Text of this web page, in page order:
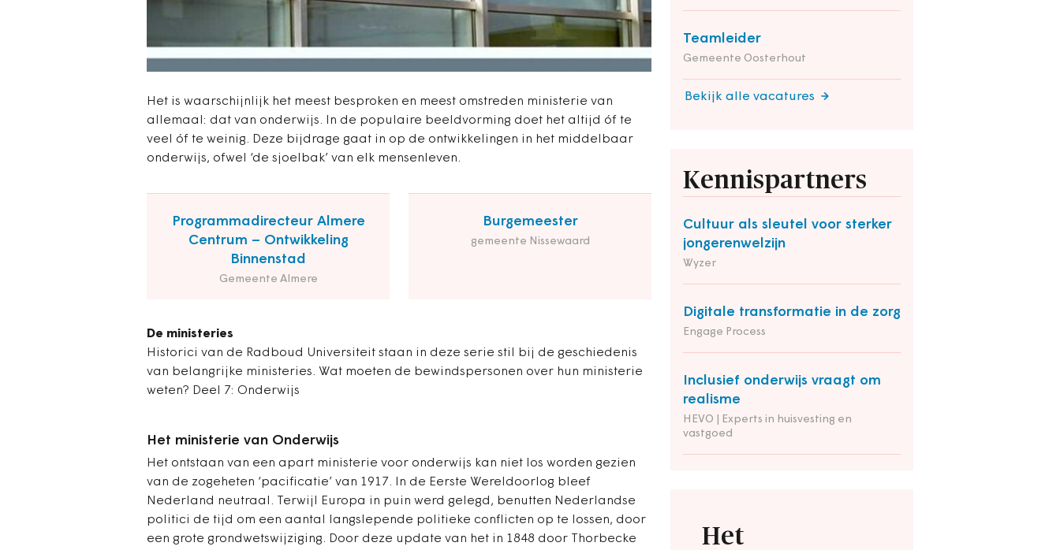
Het is waarschijnlijk het meest besproken en meest omstreden ministerie van
allemaal: dat van onderwijs. In de populaire beeldvorming doet het altijd óf te
veel óf te weinig. Deze bijdrage gaat in op de ontwikkelingen in het middelbaar
onderwijs, ofwel ‘de sjoelbak’ van elk mensenleven.
Programmadirecteur Almere
Centrum – Ontwikkeling
Binnenstad
Gemeente Almere
Burgemeester
gemeente Nissewaard
De ministeries
Historici van de Radboud Universiteit staan in deze serie stil bij de geschiedenis
van belangrijke ministeries. Wat moeten de bewindspersonen over hun ministerie
weten? Deel 7: Onderwijs
Teamleider
Gemeente Oosterhout
Bekijk alle vacatures
Kennispartners
Cultuur als sleutel voor sterker
jongerenwelzijn
Wyzer
Digitale transformatie in de zorg
Engage Process
Inclusief onderwijs vraagt om
realisme
HEVO | Experts in huisvesting en
vastgoed
Het
Het ministerie van Onderwijs
Het ontstaan van een apart ministerie voor onderwijs kan niet los worden gezien
van de zogeheten ‘pacificatie’ van 1917. In de Eerste Wereldoorlog bleef
Nederland neutraal. Terwijl Europa in puin werd gelegd, benutten Nederlandse
politici de tijd om een aantal langslepende politieke conflicten op te lossen, door
een grote grondwetswijziging. Door deze update van het in 1848 door Thorbecke